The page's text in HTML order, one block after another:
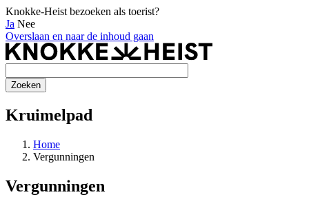
Knokke-Heist bezoeken als toerist?
Ja Nee
Overslaan en naar de inhoud gaan
Kruimelpad
Home
Vergunningen
Vergunningen